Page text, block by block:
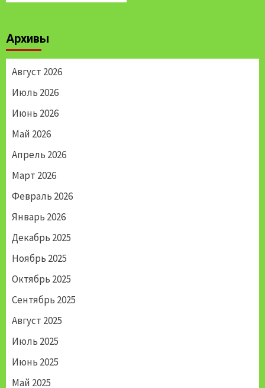
Архивы
Август 2026
Июль 2026
Июнь 2026
Май 2026
Апрель 2026
Март 2026
Февраль 2026
Январь 2026
Декабрь 2025
Ноябрь 2025
Октябрь 2025
Сентябрь 2025
Август 2025
Июль 2025
Июнь 2025
Май 2025